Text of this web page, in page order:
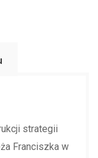
strategii
Franciszka w